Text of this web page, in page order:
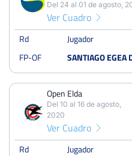
XXIII Open Real Villa de
Tendero»
Del 24 al 01 de agosto,
Open Elda
Del 10 al 16 de agosto, 2020
Dieciseisavos
Del 24 al 01 de agosto,
Ver Cuadro
Rd Jugador
FP-OF
SANTIAGO EGEA
Open Elda
Del 10 al 16 de agosto,
2020
Ver Cuadro
Rd Jugador